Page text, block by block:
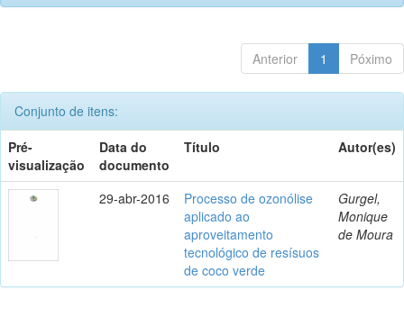
Anterior 1 Póximo
Conjunto de itens:
Pré-
visualização
Data do
documento
Título Autor(es)
29-abr-2016
Processo de ozonólise
aplicado ao
aproveitamento
tecnológico de resísuos
de coco verde
Gurgel,
Monique
de Moura